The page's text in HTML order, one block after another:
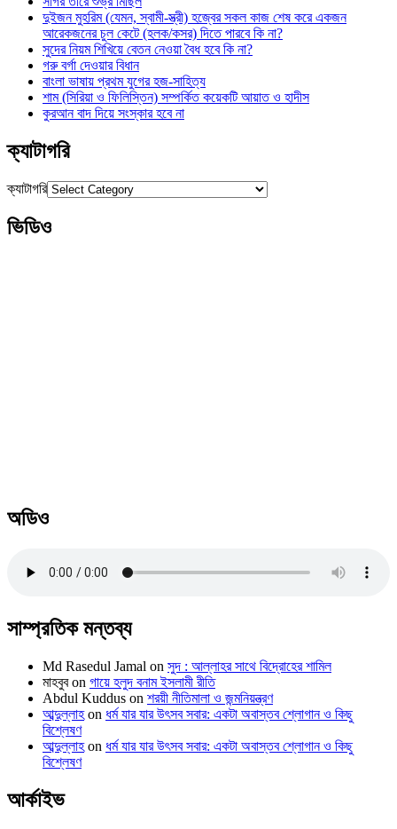
দুইজন মুহরিম (যেমন, স্বামী-স্ত্রী) হজ্বের সকল কাজ শেষ করে একজন
আরেকজনের চুল কেটে (হলক/কসর) দিতে পারবে কি না?
সুদের নিয়ম শিখিয়ে বেতন নেওয়া বৈধ হবে কি না?
গরু বর্গা দেওয়ার বিধান
বাংলা ভাষায় প্রথম যুগের হজ-সাহিত্য
শাম (সিরিয়া ও ফিলিস্তিন) সম্পর্কিত কয়েকটি আয়াত ও হাদীস
কুরআন বাদ দিয়ে সংস্কার হবে না
ক্যাটাগরি
ক্যাটাগরি
ভিডিও
অডিও
সাম্প্রতিক মন্তব্য
Md Rasedul Jamal on সুদ : আল্লাহর সাথে বিদ্রোহের শামিল
মাহবুবon গায়ে হলুদ বনাম ইসলামী রীতি
Abdul Kuddus on শরয়ী নীতিমালা ও জন্মনিয়ন্ত্রণ
আব্দুল্লাহon ধর্ম যার যার উৎসব সবার: একটা অবাস্তব শ্লোগান ও কিছু
বিশ্লেষণ
আব্দুল্লাহon ধর্ম যার যার উৎসব সবার: একটা অবাস্তব শ্লোগান ও কিছু
বিশ্লেষণ
আর্কাইভ